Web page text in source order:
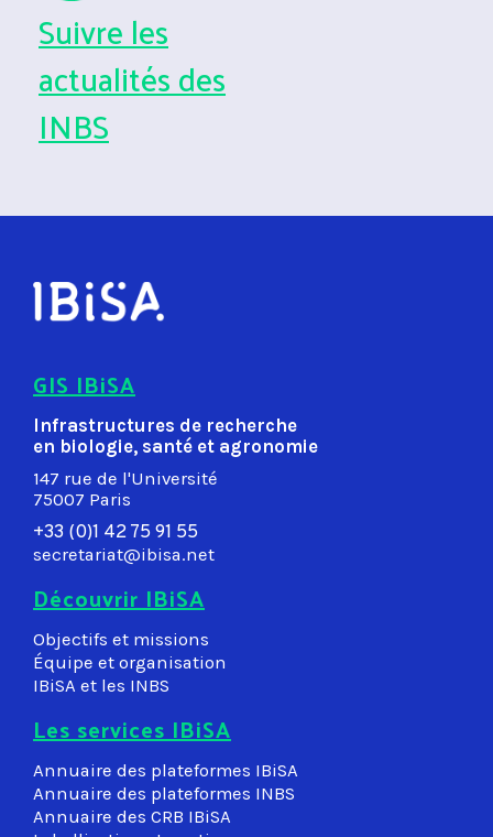
Suivre les
actualités des
INBS
GIS IBiSA
Infrastructures de recherche
en biologie, santé et agronomie
147 rue de l'Université
75007 Paris
+33 (0)1 42 75 91 55
secretariat@ibisa.net
Découvrir IBiSA
Objectifs et missions
Équipe et organisation
IBiSA et les INBS
Les services IBiSA
Annuaire des plateformes IBiSA
Annuaire des plateformes INBS
Annuaire des CRB IBiSA